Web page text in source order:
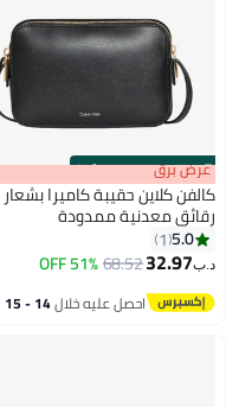
00m:00s
·
100% Left عرض برق
كالفن كلاين حقيبة كاميرا بشعار
رقائق معدنية ممدودة
5.0
1
د.ب‏32.97
68.52
51% OFF
احصل عليه خلال 14 - 15